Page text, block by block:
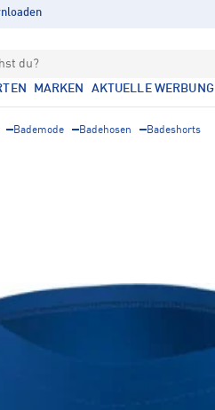
du?
MARKEN AKTUELLE WERBUNG
Bademode Badehosen Badeshorts